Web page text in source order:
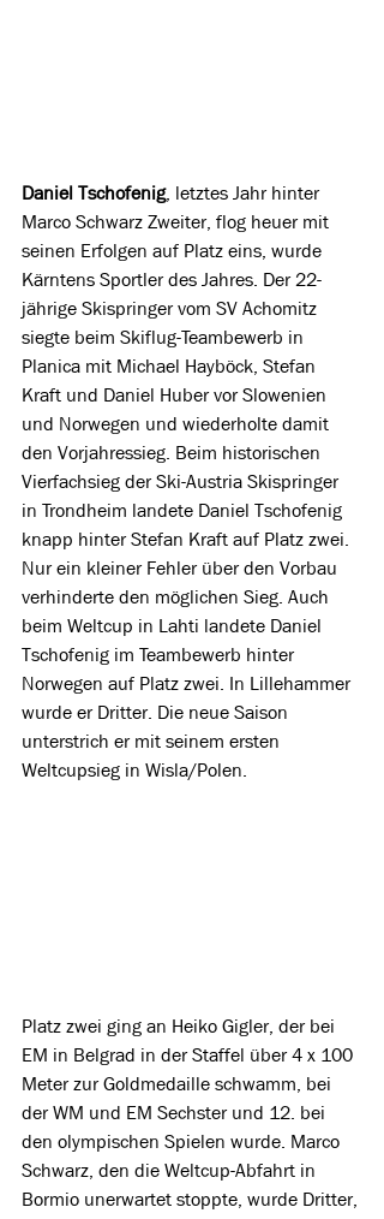
Daniel Tschofenig, letztes Jahr hinter
Marco Schwarz Zweiter, flog heuer mit
seinen Erfolgen auf Platz eins, wurde
Kärntens Sportler des Jahres. Der 22-
jährige Skispringer vom SV Achomitz
siegte beim Skiflug-Teambewerb in
Planica mit Michael Hayböck, Stefan
Kraft und Daniel Huber vor Slowenien
und Norwegen und wiederholte damit
den Vorjahressieg. Beim historischen
Vierfachsieg der Ski-Austria Skispringer
in Trondheim landete Daniel Tschofenig
knapp hinter Stefan Kraft auf Platz zwei.
Nur ein kleiner Fehler über den Vorbau
verhinderte den möglichen Sieg. Auch
beim Weltcup in Lahti landete Daniel
Tschofenig im Teambewerb hinter
Norwegen auf Platz zwei. In Lillehammer
wurde er Dritter. Die neue Saison
unterstrich er mit seinem ersten
Weltcupsieg in Wisla/Polen.
Platz zwei ging an Heiko Gigler, der bei
EM in Belgrad in der Staffel über 4 x 100
Meter zur Goldmedaille schwamm, bei
der WM und EM Sechster und 12. bei
den olympischen Spielen wurde. Marco
Schwarz, den die Weltcup-Abfahrt in
Bormio unerwartet stoppte, wurde Dritter,